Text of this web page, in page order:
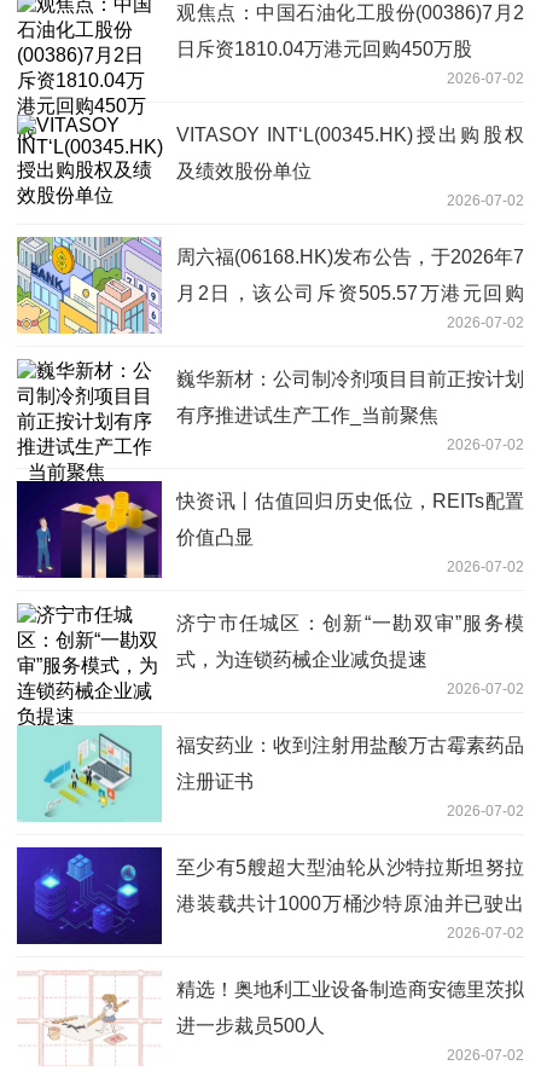
观焦点：中国石油化工股份(00386)7月2
日斥资1810.04万港元回购450万股
2026-07-02
VITASOY INT‘L(00345.HK)授出购股权
及绩效股份单位
2026-07-02
周六福(06168.HK)发布公告，于2026年7
月2日，该公司斥资505.57万港元回购
2026-07-02
巍华新材：公司制冷剂项目目前正按计划
有序推进试生产工作_当前聚焦
2026-07-02
快资讯丨估值回归历史低位，REITs配置
价值凸显
2026-07-02
济宁市任城区：创新“一勘双审”服务模
式，为连锁药械企业减负提速
2026-07-02
福安药业：收到注射用盐酸万古霉素药品
注册证书
2026-07-02
至少有5艘超大型油轮从沙特拉斯坦努拉
港装载共计1000万桶沙特原油并已驶出
2026-07-02
精选！奥地利工业设备制造商安德里茨拟
进一步裁员500人
2026-07-02